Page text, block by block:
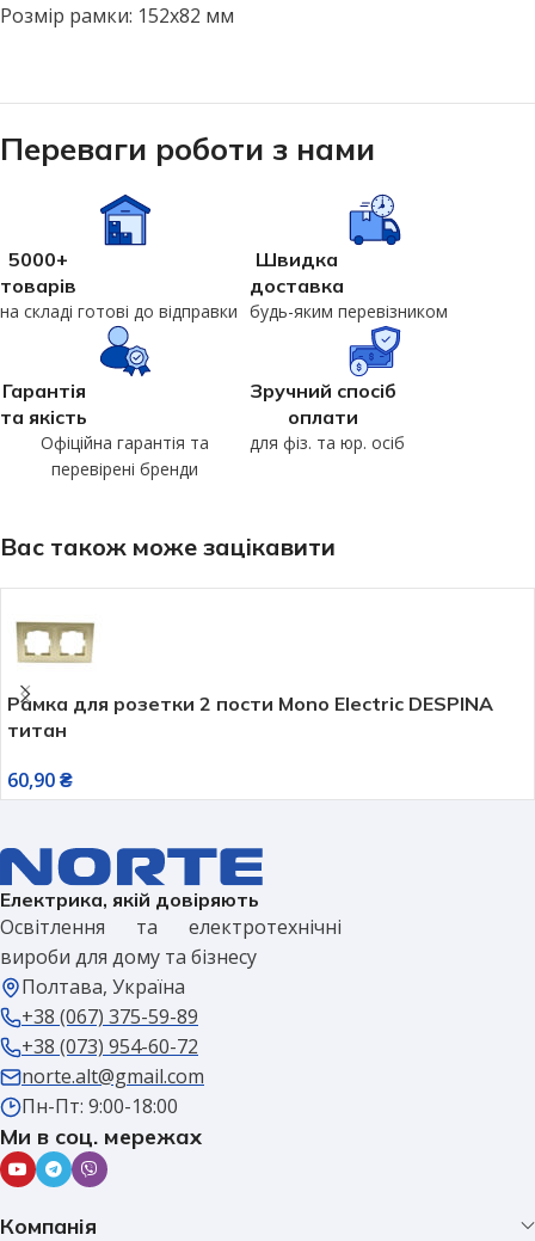
Розмір рамки: 152х82 мм
Переваги роботи з нами
5000+
товарів
на складі готові до відправки
Швидка
доставка
будь-яким перевізником
Гарантія
та якість
Офіційна гарантія та
перевірені бренди
Зручний спосіб
оплати
для фіз. та юр. осіб
Вас також може зацікавити
Рамка для розетки 2 пости Mono Electric DESPINA
титан
60,90₴
Електрика, якій довіряють
Освітлення та електротехнічні
вироби для дому та бізнесу
Полтава, Україна
+38 (067) 375-59-89
+38 (073) 954-60-72
norte.alt@gmail.com
Пн-Пт: 9:00-18:00
Ми в соц. мережах
Компанія